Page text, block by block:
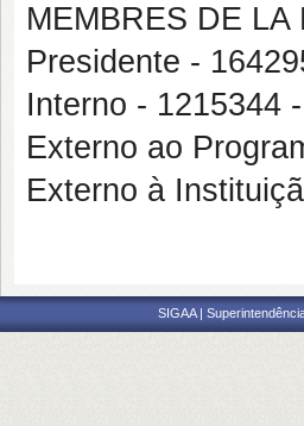
MEMBRES DE LA
Presidente -
Interno - 1215344
Externo ao
Externo à
SIGAA |